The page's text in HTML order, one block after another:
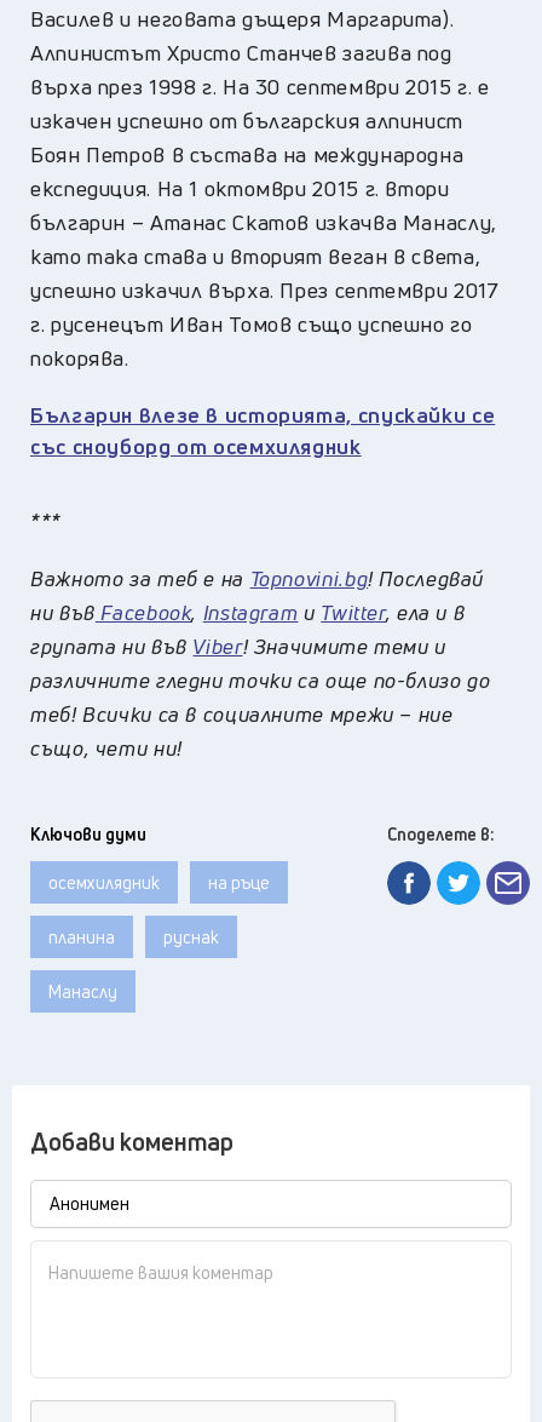
Василев и неговата дъщеря Маргарита).
Алпинистът Христо Станчев загива под
върха през 1998 г. На 30 септември 2015 г. е
изкачен успешно от българския алпинист
Боян Петров в състава на международна
експедиция. На 1 октомври 2015 г. втори
българин – Атанас Скатов изкачва Манаслу,
като така става и вторият веган в света,
успешно изкачил върха. През септември 2017
г. русенецът Иван Томов също успешно го
покорява.
Българин влезе в историята, спускайки се
със сноуборд от осемхилядник
***
Важното за теб е на Topnovini.bg! Последвай
ни във Facebook, Instagram и Twitter, ела и в
групата ни във Viber! Значимите теми и
различните гледни точки са още по-близо до
теб! Всички са в социалните мрежи – ние
също, чети ни!
Ключови думи
осемхилядник на ръце
планина руснак
Манаслу
Споделете в:
Добави коментар